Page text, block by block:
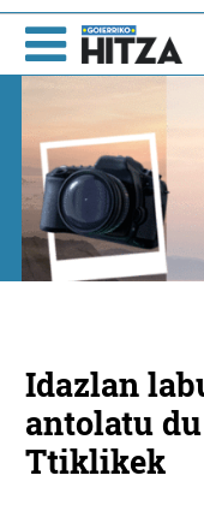
Idazlan
antolatu
Ttiklikek